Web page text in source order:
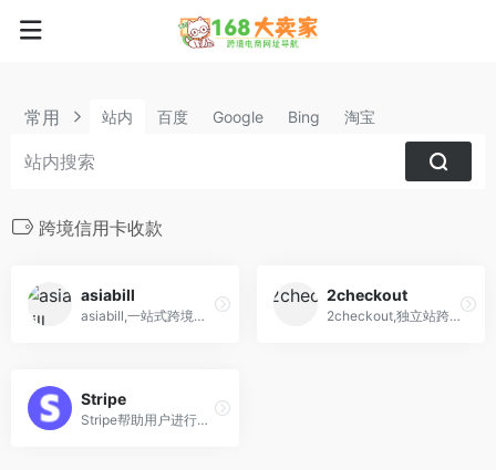
常用 站内 百度 Google Bing 淘宝
跨境信用卡收款
asiabill
asiabill,一站式跨境支付解决方案服务商,提供跨境收款,全球支付,国际信用卡收单,海外本地支付,独立站收款
2checkout
2checkout,独立站跨境信用卡收款工具,适合国内shopify个人卖家
Stripe
Stripe帮助用户进行收款和全球打款,产品为线上和线下零售商、订阅型公司、软件平台和交易市场等公司的支付功能提供助力。还帮助公司打击欺诈、发送账单、发放虚拟卡和实物卡、融资、管理企业支出等等。